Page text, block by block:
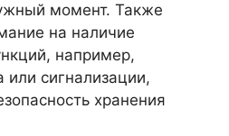
момент. Также
на наличие
например,
или сигнализации,
хранения